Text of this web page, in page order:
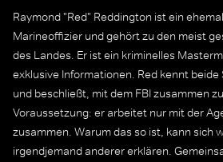
Raymond "Red" Reddington ist ein
Marineoffizier und gehört zu den meist
des Landes. Er ist ein kriminelles
exklusive Informationen. Red kennt beide
und beschließt, mit dem FBI zusammen
Voraussetzung: er arbeitet nur mit der
zusammen. Warum das so ist, kann sich
irgendjemand anderer erklären.